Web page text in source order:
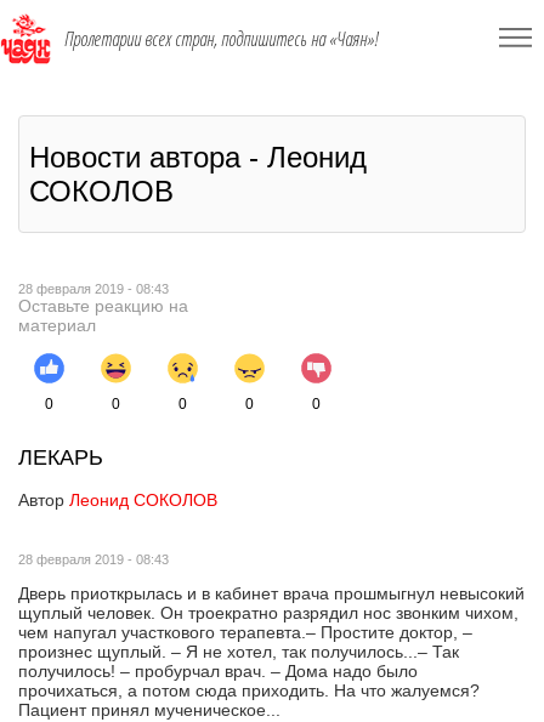
Пролетарии всех стран, подпишитесь на «Чаян»!
Новости автора - Леонид
СОКОЛОВ
28 февраля 2019 - 08:43
Оставьте реакцию на
материал
0 0 0 0 0
ЛЕКАРЬ
Автор Леонид СОКОЛОВ
28 февраля 2019 - 08:43
Дверь приоткрылась и в кабинет врача прошмыгнул невысокий
щуплый человек. Он троекратно разрядил нос звонким чихом,
чем напугал участкового терапевта.– Простите доктор, –
произнес щуплый. – Я не хотел, так получилось...– Так
получилось! – пробурчал врач. – Дома надо было
прочихаться, а потом сюда приходить. На что жалуемся?
Пациент принял мученическое...